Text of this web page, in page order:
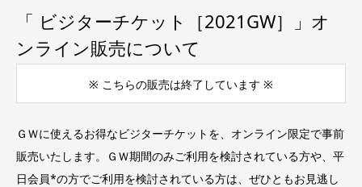
「 ビジターチケット［2021GW］」オ
ンライン販売について
※ こちらの販売は終了しています ※
ＧＷに使えるお得なビジターチケットを、オンライン限定で事前
販売いたします。ＧＷ期間のみご利用を検討されている方や、平
日会員*の方でご利用を検討されている方は、ぜひともお見逃し